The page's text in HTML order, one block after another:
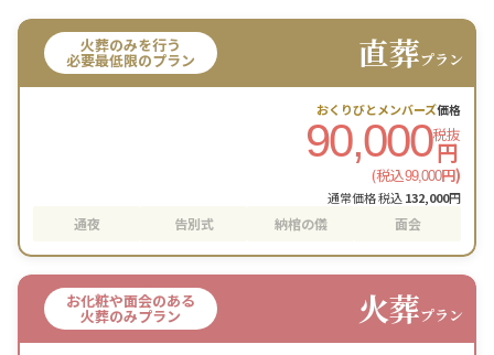
火葬のみを行う
必要最低限のプラン 直葬プラン
おくりびとメンバーズ価格
90,000税抜
円
(税込99,000円)
通常価格 税込132,000円
通夜 告別式 納棺の儀 面会
お化粧や面会のある
火葬のみプラン 火葬プラン